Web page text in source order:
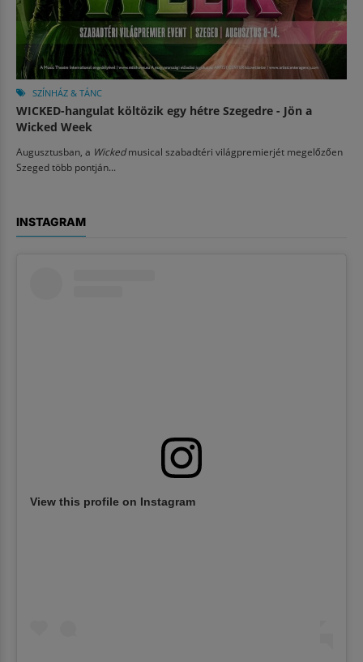
SZÍNHÁZ & TÁNC
WICKED-hangulat költözik egy hétre Szegedre - Jön a
Wicked Week
Augusztusban, a Wickedmusical szabadtéri világpremierjét megelőzően
Szeged több pontján...
INSTAGRAM
View this profile on Instagram